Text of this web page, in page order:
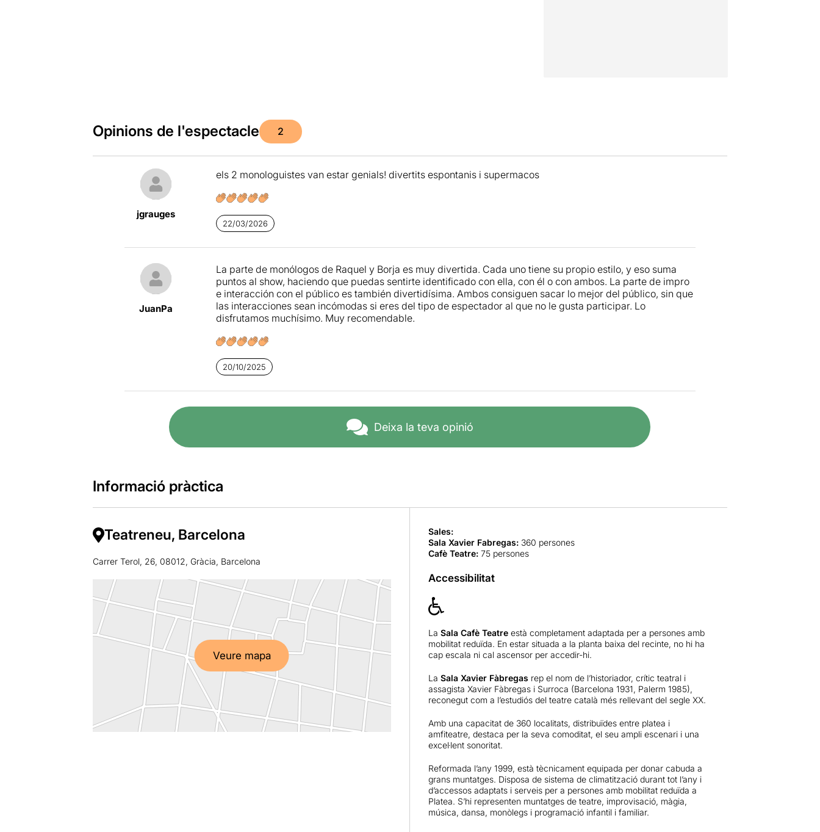
Opinions de l'espectacle 2
jgrauges
els 2 monologuistes van estar genials! divertits espontanis i supermacos
22/03/2026
JuanPa
La parte de monólogos de Raquel y Borja es muy divertida. Cada uno tiene su propio estilo, y eso suma
puntos al show, haciendo que puedas sentirte identificado con ella, con él o con ambos. La parte de impro
e interacción con el público es también divertidísima. Ambos consiguen sacar lo mejor del público, sin que
las interacciones sean incómodas si eres del tipo de espectador al que no le gusta participar. Lo
disfrutamos muchísimo. Muy recomendable.
20/10/2025
Deixa la teva opinió
Informació pràctica
Teatreneu, Barcelona
Carrer Terol, 26, 08012, Gràcia, Barcelona
Veure mapa
Sales:
Sala Xavier Fabregas: 360 persones
Cafè Teatre: 75 persones
Accessibilitat
La Sala Cafè Teatre està completament adaptada per a persones amb
mobilitat reduïda. En estar situada a la planta baixa del recinte, no hi ha
cap escala ni cal ascensor per accedir-hi.
La Sala Xavier Fàbregas rep el nom de l’historiador, crític teatral i
assagista Xavier Fàbregas i Surroca (Barcelona 1931, Palerm 1985),
reconegut com a l’estudiós del teatre català més rellevant del segle XX.
Amb una capacitat de 360 localitats, distribuïdes entre platea i
amfiteatre, destaca per la seva comoditat, el seu ampli escenari i una
excel·lent sonoritat.
Reformada l’any 1999, està tècnicament equipada per donar cabuda a
grans muntatges. Disposa de sistema de climatització durant tot l’any i
d’accessos adaptats i serveis per a persones amb mobilitat reduïda a
Platea. S’hi representen muntatges de teatre, improvisació, màgia,
música, dansa, monòlegs i programació infantil i familiar.